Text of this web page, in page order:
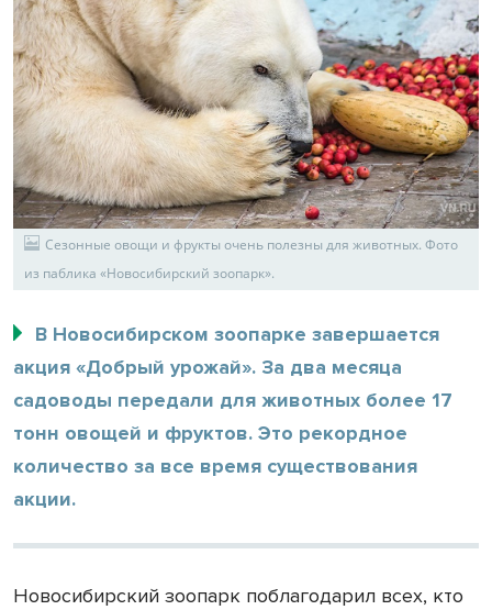
Сезонные овощи и фрукты очень полезны для животных. Фото
из паблика «Новосибирский зоопарк».
В Новосибирском зоопарке завершается
акция «Добрый урожай». За два месяца
садоводы передали для животных более 17
тонн овощей и фруктов. Это рекордное
количество за все время существования
акции.
Новосибирский зоопарк поблагодарил всех, кто